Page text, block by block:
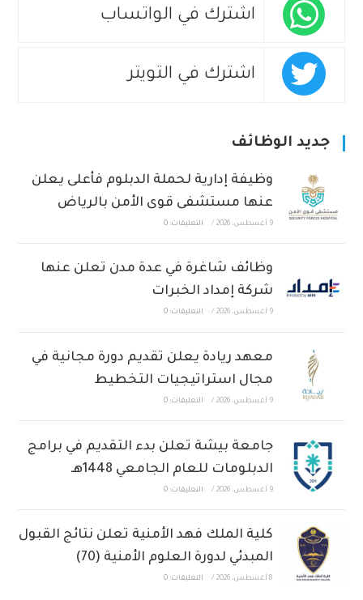
اشترك في الواتساب
اشترك في التويتر
جديد الوظائف
وظيفة إدارية لحملة الدبلوم فأعلى يعلن
عنها مستشفى قوى الأمن بالرياض
9 أغسطس، 2026 / التعليقات: 0
وظائف شاغرة في عدة مدن تعلن عنها
شركة إمداد الخبرات
9 أغسطس، 2026 / التعليقات: 0
معهد ريادة يعلن تقديم دورة مجانية في
مجال استراتيجيات التخطيط
9 أغسطس، 2026 / التعليقات: 0
جامعة بيشة تعلن بدء التقديم في برامج
الدبلومات للعام الجامعي 1448هـ
9 أغسطس، 2026 / التعليقات: 0
كلية الملك فهد الأمنية تعلن نتائج القبول
المبدئي لدورة العلوم الأمنية (70)
8 أغسطس، 2026 / التعليقات: 0